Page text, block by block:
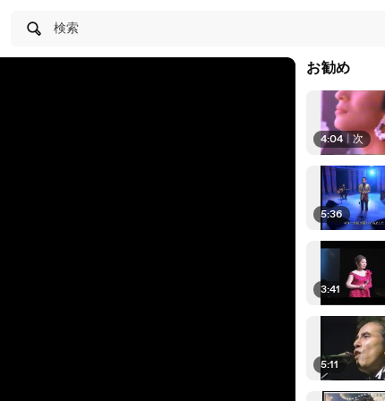
検索
お勧め
4:04 次
5:36
3:41
5:11